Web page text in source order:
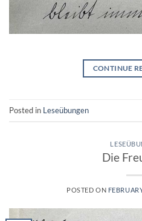
CONTINUE
Posted in Leseübungen
Die
POSTED ON